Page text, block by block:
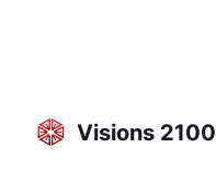
Visions 2100